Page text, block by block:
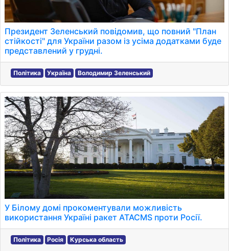
Президент Зеленський повідомив, що повний "План
стійкості" для України разом із усіма додатками буде
представлений у грудні.
Політика Україна Володимир Зеленський
У Білому домі прокоментували можливість
використання Україні ракет ATACMS проти Росії.
Політика Росія Курська область